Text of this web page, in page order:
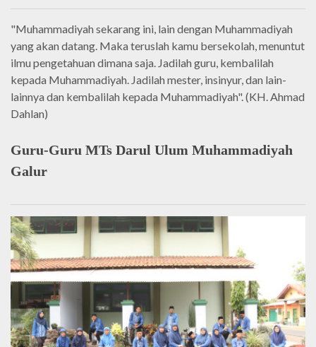
"Muhammadiyah sekarang ini, lain dengan Muhammadiyah
yang akan datang. Maka teruslah kamu bersekolah, menuntut
ilmu pengetahuan dimana saja. Jadilah guru, kembalilah
kepada Muhammadiyah. Jadilah mester, insinyur, dan lain-
lainnya dan kembalilah kepada Muhammadiyah". (KH. Ahmad
Dahlan)
Guru-Guru MTs Darul Ulum Muhammadiyah
Galur